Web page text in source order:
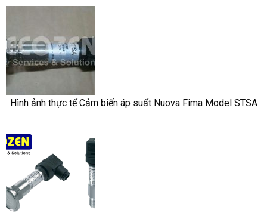
Hình ảnh thực tế Cảm biến áp suất Nuova Fima Model STSA